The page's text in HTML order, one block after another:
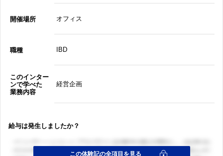
開催場所 オフィス
職種 IBD
このインター
ンで学べた
業務内容
経営企画
給与は発生しましたか？